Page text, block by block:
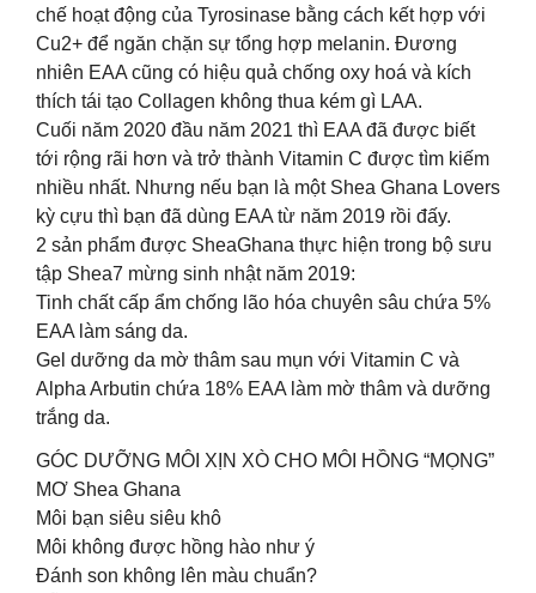
chế hoạt động của Tyrosinase bằng cách kết hợp với
Cu2+ để ngăn chặn sự tổng hợp melanin. Đương
nhiên EAA cũng có hiệu quả chống oxy hoá và kích
thích tái tạo Collagen không thua kém gì LAA.
Cuối năm 2020 đầu năm 2021 thì EAA đã được biết
tới rộng rãi hơn và trở thành Vitamin C được tìm kiếm
nhiều nhất. Nhưng nếu bạn là một Shea Ghana Lovers
kỳ cựu thì bạn đã dùng EAA từ năm 2019 rồi đấy.
2 sản phẩm được SheaGhana thực hiện trong bộ sưu
tập Shea7 mừng sinh nhật năm 2019:
Tinh chất cấp ẩm chống lão hóa chuyên sâu chứa 5%
EAA làm sáng da.
Gel dưỡng da mờ thâm sau mụn với Vitamin C và
Alpha Arbutin chứa 18% EAA làm mờ thâm và dưỡng
trắng da.
GÓC DƯỠNG MÔI XỊN XÒ CHO MÔI HỒNG “MỌNG”
MƠ Shea Ghana
Môi bạn siêu siêu khô
Môi không được hồng hào như ý
Đánh son không lên màu chuẩn?